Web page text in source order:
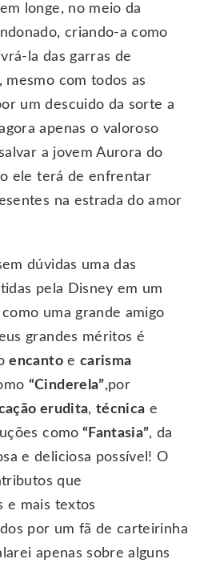
longe, no meio da
criando-a como
la das garras de
mesmo com todos as
um descuido da sorte a
apenas o valoroso
a jovem Aurora do
ele terá de enfrentar
na estrada do amor
dúvidas uma das
pela Disney em um
uma grande amigo
grandes méritos é
encantoe carisma
“Cinderela”,por
erudita, técnica e
como “Fantasia”, da
e deliciosa possível! O
que
e mais textos
por um fã de carteirinha
apenas sobre alguns